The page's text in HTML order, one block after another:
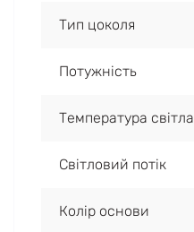
Тип цоколя
Потужність
Температура світла
Світловий потік
Колір основи